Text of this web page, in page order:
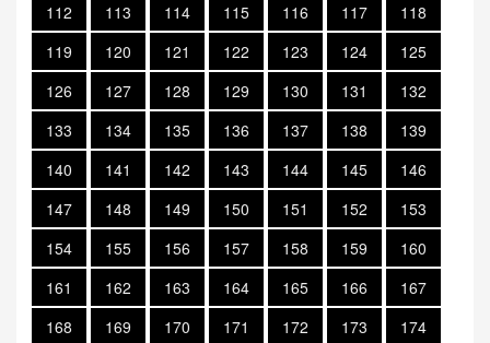
112
113 114 115 116 117
118
119
120 121 122 123 124
125
126
127 128 129 130 131
132
133
134 135 136 137 138
139
140
141 142 143 144 145
146
147
148 149 150 151 152
153
154
155 156 157 158 159
160
161
162 163 164 165 166
167
168
169 170 171 172 173 174